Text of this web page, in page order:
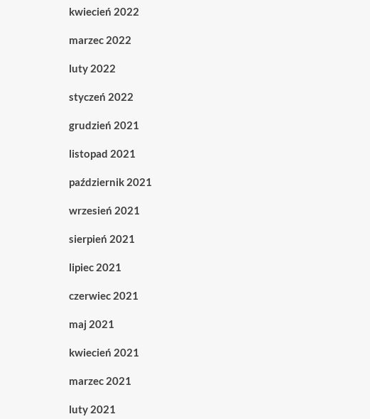
kwiecień 2022
marzec 2022
luty 2022
styczeń 2022
grudzień 2021
listopad 2021
październik 2021
wrzesień 2021
sierpień 2021
lipiec 2021
czerwiec 2021
maj 2021
kwiecień 2021
marzec 2021
luty 2021